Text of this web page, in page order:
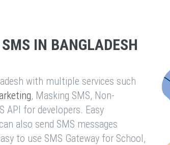
IN BANGLADESH
with multiple services such
, Masking SMS, Non-
API for developers. Easy
also send SMS messages
to use SMS Gateway for School,